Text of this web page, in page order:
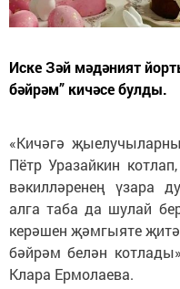
Иске Зәй мәдәният
бәйрәм” кичәсе булды.
«Кичәгә
Пётр Уразайкин
вәкилләренең үзара
алга таба да шулай
керәшен җәмгыяте
бәйрәм белән
Клара Ермолаева.